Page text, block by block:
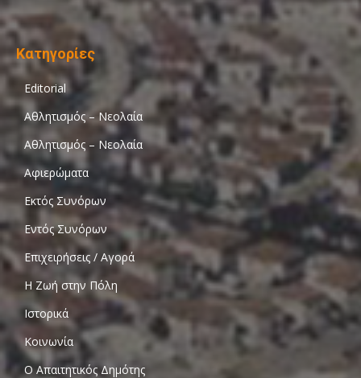
Κατηγορίες
Editorial
Αθλητισμός – Νεολαία
Αθλητισμός – Νεολαία
Αφιερώματα
Εκτός Συνόρων
Εντός Συνόρων
Επιχειρήσεις / Αγορά
Η Ζωή στην Πόλη
Ιστορικά
Κοινωνία
Ο Απαιτητικός Δημότης